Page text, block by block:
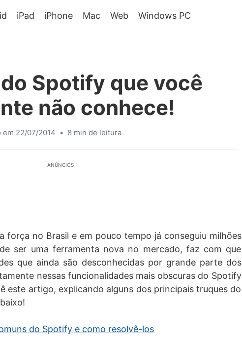
iPad iPhone Mac Web Windows PC
Spotify que você
não conhece!
em 22/07/2014 • 8 min de leitura
ANÚNCIOS
força no Brasil e em pouco tempo já conseguiu milhões
ser uma ferramenta nova no mercado, faz com que
que ainda são desconhecidas por grande parte dos
nessas funcionalidades mais obscuras do Spotify
este artigo, explicando alguns dos principais truques do
do Spotify e como resolvê-los